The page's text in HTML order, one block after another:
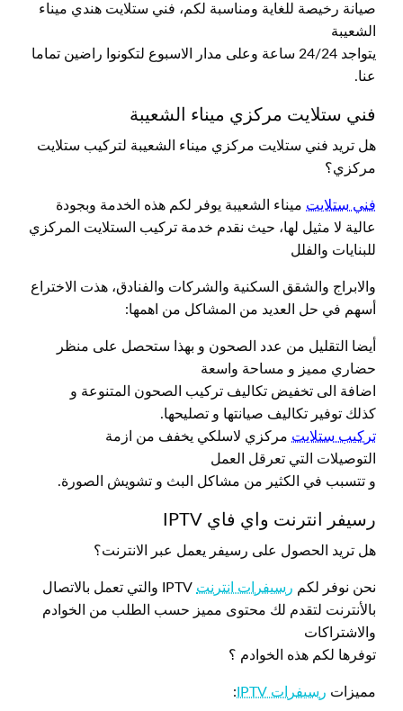
صيانة رخيصة للغاية ومناسبة لكم، فني ستلايت هندي ميناء
الشعيبة
يتواجد 24/24 ساعة وعلى مدار الاسبوع لتكونوا راضين تماما
عنا.
فني ستلايت مركزي ميناء الشعيبة
هل تريد فني ستلايت مركزي ميناء الشعيبة لتركيب ستلايت
مركزي؟
فني ستلايت ميناء الشعيبة يوفر لكم هذه الخدمة وبجودة
عالية لا مثيل لها، حيث نقدم خدمة تركيب الستلايت المركزي
للبنايات والفلل
والابراج والشقق السكنية والشركات والفنادق، هذت الاختراع
أسهم في حل العديد من المشاكل من اهمها:
أيضا التقليل من عدد الصحون و بهذا ستحصل على منظر
حضاري مميز و مساحة واسعة
اضافة الى تخفيض تكاليف تركيب الصحون المتنوعة و
كذلك توفير تكاليف صيانتها و تصليحها.
تركيب ستلايت مركزي لاسلكي يخفف من ازمة
التوصيلات التي تعرقل العمل
و تتسبب في الكثير من مشاكل البث و تشويش الصورة.
رسيفر انترنت واي فاي IPTV
هل تريد الحصول على رسيفر يعمل عبر الانترنت؟
نحن نوفر لكم رسيفرات انترنت
IPTV والتي تعمل بالاتصال
بالأنترنت لتقدم لك محتوى مميز حسب الطلب من الخوادم
والاشتراكات
توفرها لكم هذه الخوادم ؟
مميزات رسيفرات IPTV :